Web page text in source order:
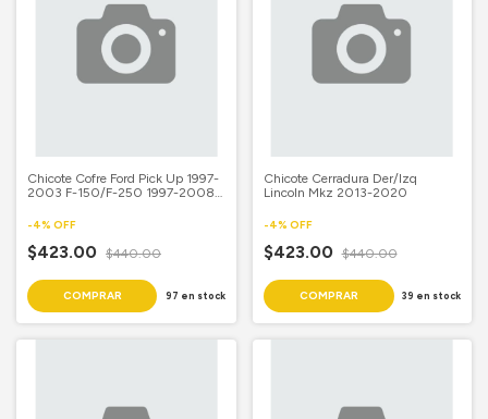
Chicote Cofre Ford Pick Up 1997-
2003 F-150/F-250 1997-2008
-4% OFF
$423.00 $440.00
97 en stock
Chicote Cerradura Der/Izq
Lincoln Mkz 2013-2020
-4% OFF
$423.00 $440.00
39 en stock